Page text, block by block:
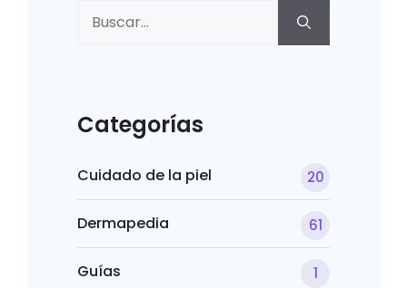
Categorías
Cuidado de la piel 20
Dermapedia 61
Guías 1